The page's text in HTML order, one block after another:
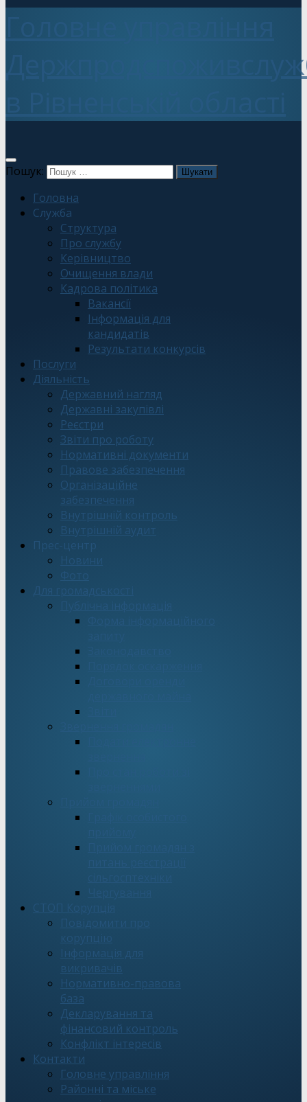
Пошук:
Головна
Служба
Структура
Про службу
Керівництво
Очищення влади
Кадрова політика
Вакансії
Інформація для
кандидатів
Результати конкурсів
Послуги
Діяльність
Державний нагляд
Державні закупівлі
Реєстри
Звіти про роботу
Нормативні документи
Правове забезпечення
Організаційне
забезпечення
Внутрішній контроль
Внутрішній аудит
Прес-центр
Новини
Фото
Для громадськості
СТОП Корупція
Повідомити про
корупцію
Інформація для
викривачів
Нормативно-правова
база
Декларування та
фінансовий контроль
Конфлікт інтересів
Контакти
Головне управління
Районні та міське